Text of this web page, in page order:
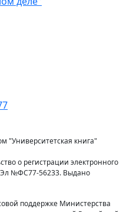
"Университетская книга"
о регистрации электронного
№ФС77-56233. Выдано
поддержке Министерства